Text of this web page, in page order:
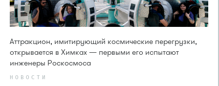
Аттракцион, имитирующий космические перегрузки,
открывается в Химках — первыми его испытают
инженеры Роскосмоса
НОВОСТИ